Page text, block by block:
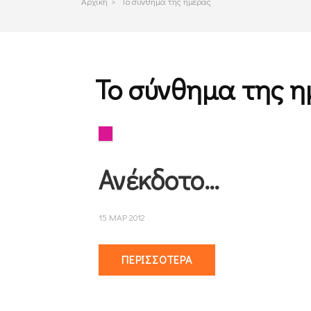
Το σύνθημα της
Ανέκδοτο…
15 ΜΑΡ 2012
ΠΕΡΙΣΣΌΤΕΡΑ